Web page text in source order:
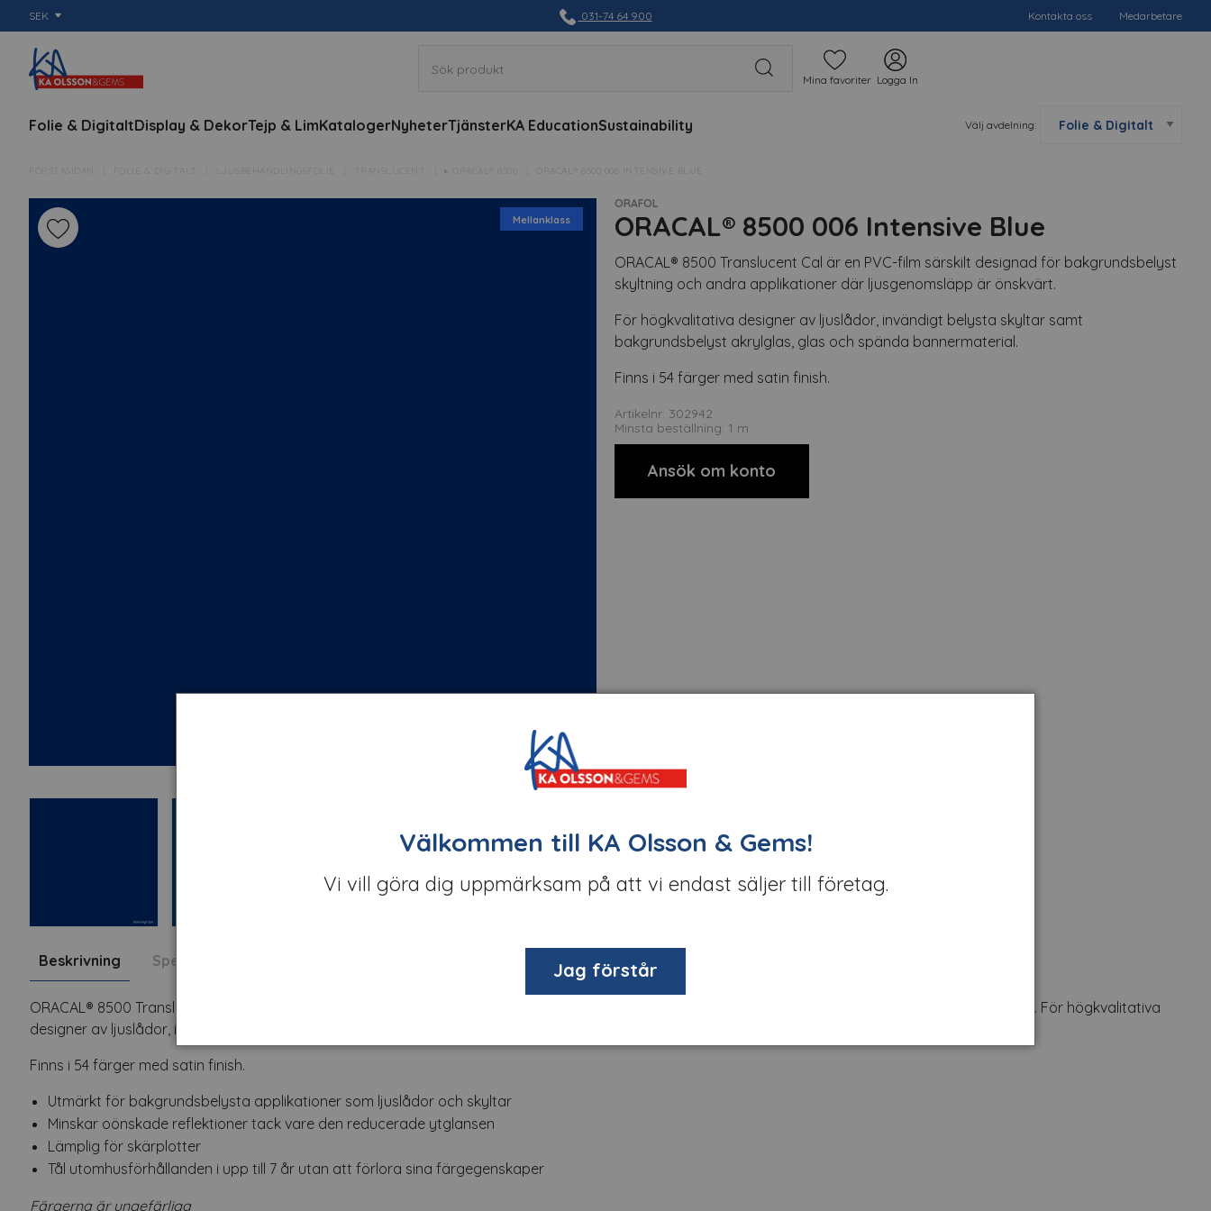
SEK Kontakta oss Medarbetare
031-74 64 900
Mina favoriter Logga In
Folie & DigitaltDisplay & DekorTejp & LimKatalogerNyheterTjänsterKA EducationSustainability Välj avdelning:
FÖRSTASIDAN FOLIE & DIGITALT TRANSLUCENT ▸ ORACAL® 8500 ORACAL® 8500 006 INTENSIVE BLUE
Mellanklass
ORAFOL
ORACAL® 8500 006 Intensive Blue
ORACAL® 8500 Translucent Cal är en PVC-film särskilt designad för bakgrundsbelyst
skyltning och andra applikationer där ljusgenomsläpp är önskvärt.
För högkvalitativa designer av ljuslådor, invändigt belysta skyltar samt
bakgrundsbelyst akrylglas, glas och spända bannermaterial.
Finns i 54 färger med satin finish.
Artikelnr: 302942
Minsta beställning: 1 m
Ansök om konto
Beskrivning Specifikation Filer
ORACAL® 8500 Translucent Cal är en PVC-film särskilt designad för bakgrundsbelyst skyltning och andra applikationer där ljusgenomsläpp är önskvärt. För högkvalitativa
designer av ljuslådor, invändigt belysta skyltar samt bakgrundsbelyst akrylglas, glas och spända bannermaterial.
Finns i 54 färger med satin finish.
Utmärkt för bakgrundsbelysta applikationer som ljuslådor och skyltar
Minskar oönskade reflektioner tack vare den reducerade ytglansen
Lämplig för skärplotter
Tål utomhusförhållanden i upp till 7 år utan att förlora sina färgegenskaper
Färgerna är ungefärliga
Välkommen till KA Olsson & Gems!
Vi vill göra dig uppmärksam på att vi endast säljer till företag.
Jag förstår